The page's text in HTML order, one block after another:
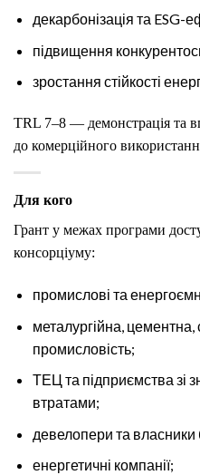
декарбонізація та ESG-
підвищення
зростання стійкості
TRL 7–8 — демонстрація та
до комерційного
Для кого
Грант у межах програми
консорціуму:
промислові та
металургійна, цементна,
промисловість;
ТЕЦ та підприємства зі
втратами;
девелопери та власники
енергетичні компанії;